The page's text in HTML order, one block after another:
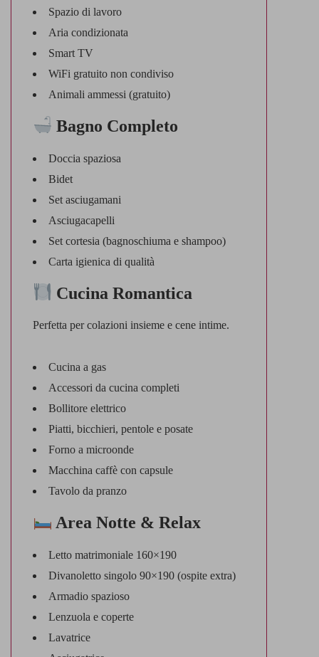
Spazio di lavoro
Aria condizionata
Smart TV
WiFi gratuito non condiviso
Animali ammessi (gratuito)
Bagno Completo
Doccia spaziosa
Bidet
Set asciugamani
Asciugacapelli
Set cortesia (bagnoschiuma e shampoo)
Carta igienica di qualità
Cucina Romantica
Perfetta per colazioni insieme e cene intime.
Cucina a gas
Accessori da cucina completi
Bollitore elettrico
Piatti, bicchieri, pentole e posate
Forno a microonde
Macchina caffè con capsule
Tavolo da pranzo
Area Notte & Relax
Letto matrimoniale 160×190
Divanoletto singolo 90×190 (ospite extra)
Armadio spazioso
Lenzuola e coperte
Lavatrice